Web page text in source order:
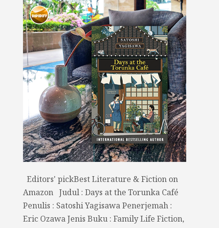
Editors' pickBest Literature & Fiction on
Amazon Judul : Days at the Torunka Café
Penulis : Satoshi Yagisawa Penerjemah :
Eric Ozawa Jenis Buku : Family Life Fiction,